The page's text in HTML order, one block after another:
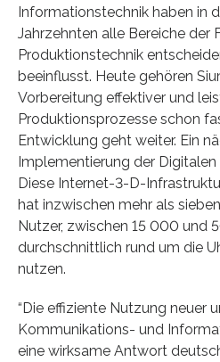
Informationstechnik haben in
Jahrzehnten alle Bereiche der
Produktionstechnik
beeinflusst. Heute gehören
Vorbereitung effektiver und
Produktionsprozesse schon
Entwicklung geht weiter. Ein
Implementierung der Digitalen
Diese Internet-3-D-
hat inzwischen mehr als
Nutzer, zwischen 15 000 und
durchschnittlich rund um die
nutzen.
“Die effiziente Nutzung neuer
Kommunikations- und
eine wirksame Antwort